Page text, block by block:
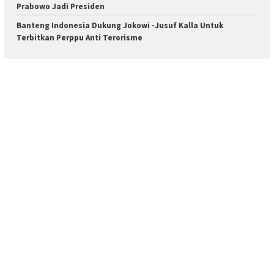
Prabowo Jadi Presiden
Banteng Indonesia Dukung Jokowi -Jusuf Kalla Untuk
Terbitkan Perppu Anti Terorisme